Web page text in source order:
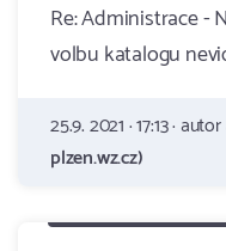
Re: Administrace -
volbu katalogu
25.9. 2021 · 17:13 · autor
plzen.wz.cz)